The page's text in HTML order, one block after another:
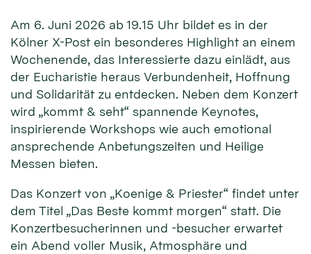
Am 6. Juni 2026 ab 19.15 Uhr bildet es in der
Kölner X-Post ein besonderes Highlight an einem
Wochenende, das Interessierte dazu einlädt, aus
der Eucharistie heraus Verbundenheit, Hoffnung
und Solidarität zu entdecken. Neben dem Konzert
wird „kommt & seht“ spannende Keynotes,
inspirierende Workshops wie auch emotional
ansprechende Anbetungszeiten und Heilige
Messen bieten.
Das Konzert von „Koenige & Priester“ findet unter
dem Titel „Das Beste kommt morgen“ statt. Die
Konzertbesucherinnen und -besucher erwartet
ein Abend voller Musik, Atmosphäre und